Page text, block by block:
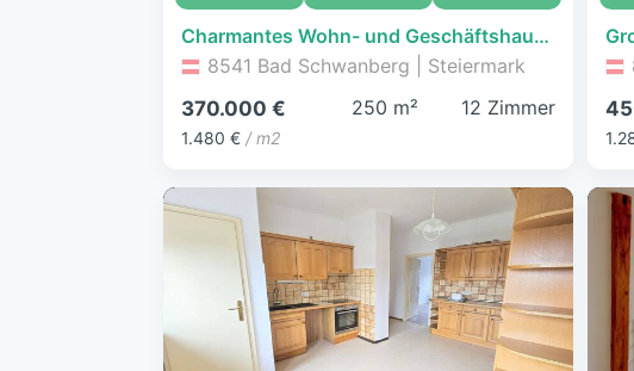
Charmantes Wohn- und Geschäftshaus mit großem Potenzial in Bad Schwanberg!
8541 Bad Schwanberg | Steiermark
370.000 €
1.480 € / m2
250 m² 12 Zimmer